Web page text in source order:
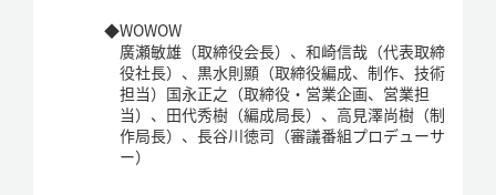
◆WOWOW
廣瀬敏雄（取締役会長）、和崎信哉（代表取締
役社長）、黒水則顯（取締役編成、制作、技術
担当）国永正之（取締役・営業企画、営業担
当）、田代秀樹（編成局長）、高見澤尚樹（制
作局長）、長谷川徳司（審議番組プロデューサ
ー）